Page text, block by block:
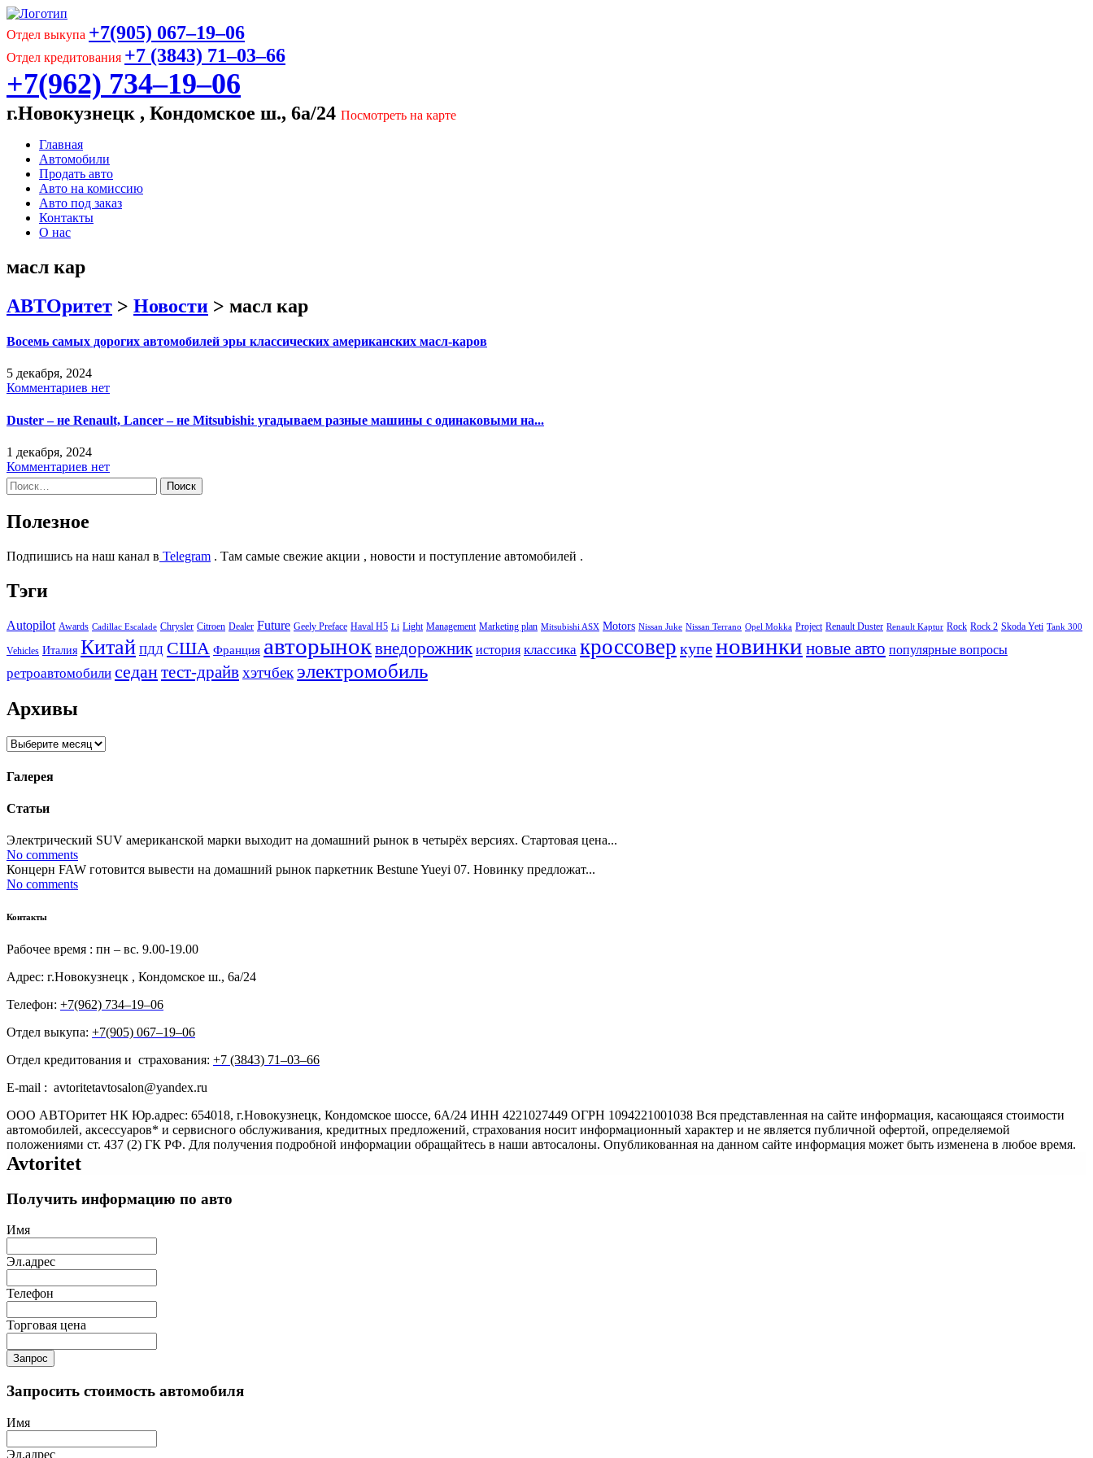
Отдел выкупа +7(905) 067‒19‒06
Отдел кредитования +7 (3843) 71‒03‒66
+7(962) 734‒19‒06
г.Новокузнецк , Кондомское ш., 6а/24 Посмотреть на карте
Главная
Автомобили
Продать авто
Авто на комиссию
Авто под заказ
Контакты
О нас
масл кар
АВТОритет > Новости > масл кар
Восемь самых дорогих автомобилей эры классических американских масл-каров
5 декабря, 2024
Комментариев нет
Duster – не Renault, Lancer – не Mitsubishi: угадываем разные машины с одинаковыми на...
1 декабря, 2024
Комментариев нет
Найти:
Полезное
Подпишись на наш канал в Telegram . Там самые свежие акции , новости и поступление автомобилей .
Тэги
Autopilot Awards Cadillac Escalade Chrysler Citroen Dealer Future Geely Preface Haval H5 Li Light Management Marketing plan Mitsubishi ASX Motors Nissan Juke Nissan Terrano Opel Mokka Project Renault Duster Renault Kaptur Rock Rock 2 Skoda Yeti Tank 300
Vehicles Италия Китай ПДД США Франция авторыноквнедорожник история классика кроссовер купеновинки новые авто популярные вопросы
ретроавтомобили седантест-драйвхэтчбек электромобиль
Архивы
Архивы
Галерея
Статьи
Электрический SUV американской марки выходит на домашний рынок в четырёх версиях. Стартовая цена...
No comments
Концерн FAW готовится вывести на домашний рынок паркетник Bestune Yueyi 07. Новинку предложат...
No comments
Контакты
Рабочее время : пн – вс. 9.00-19.00
Адрес: г.Новокузнецк , Кондомское ш., 6а/24
Телефон: +7(962) 734‒19‒06
Отдел выкупа: +7(905) 067‒19‒06
Отдел кредитования и страхования: +7 (3843) 71‒03‒66
E-mail : avtoritetavtosalon@yandex.ru
ООО АВТОритет НК Юр.адрес: 654018, г.Новокузнецк, Кондомское шоссе, 6А/24 ИНН 4221027449 ОГРН 1094221001038 Вся представленная на сайте информация, касающаяся стоимости
автомобилей, аксессуаров* и сервисного обслуживания, кредитных предложений, страхования носит информационный характер и не является публичной офертой, определяемой
положениями ст. 437 (2) ГК РФ. Для получения подробной информации обращайтесь в наши автосалоны. Опубликованная на данном сайте информация может быть изменена в любое время.
Avtoritet
Получить информацию по авто
Имя
Эл.адрес
Телефон
Торговая цена
Запрос
Запросить стоимость автомобиля
Имя
Эл.адрес